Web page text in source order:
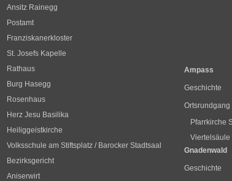
Ansitz Rainegg
Postamt
Franziskanerkloster
St. Josefs Kapelle
Rathaus
Burg Hasegg
Rosenhaus
Herz Jesu Basilika
Heiliggeistkirche
Volksschule am Stiftsplatz / Barocker Stadtsaal
Bezirksgericht
Aniserwirt
Ampass
Geschichte
Ortsrundgang
Pfarrkirche
Viertelsäule
Gnadenwald
Geschichte